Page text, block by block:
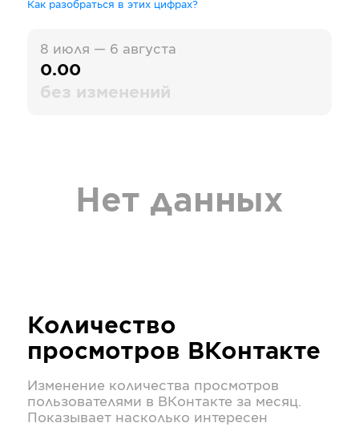
Как разобраться в этих цифрах?
8 июля — 6 августа
0.00
без изменений
Нет данных
Количество
просмотров ВКонтакте
Изменение количества просмотров
пользователями в ВКонтакте за месяц.
Показывает насколько интересен